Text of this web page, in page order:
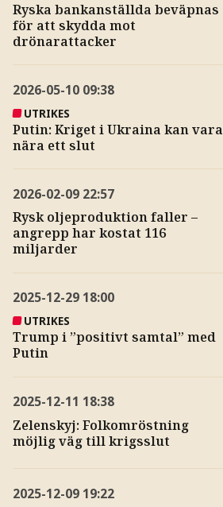
Ryska bankanställda beväpnas
för att skydda mot
drönarattacker
2026-05-10 09:38
UTRIKES
Putin: Kriget i Ukraina kan vara
nära ett slut
2026-02-09 22:57
Rysk oljeproduktion faller –
angrepp har kostat 116
miljarder
2025-12-29 18:00
UTRIKES
Trump i ”positivt samtal” med
Putin
2025-12-11 18:38
Zelenskyj: Folkomröstning
möjlig väg till krigsslut
2025-12-09 19:22